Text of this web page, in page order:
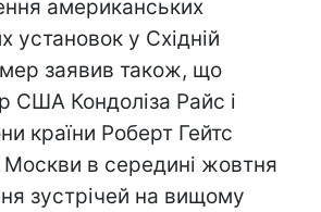
американських
установок у Східній
заявив також, що
США Кондоліза Райс і
країни Роберт Гейтс
в середині жовтня
зустрічей на вищому